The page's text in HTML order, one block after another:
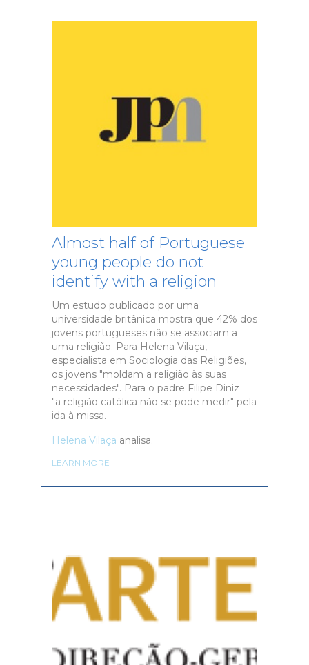
Almost half of Portuguese
young people do not
identify with a religion
Um estudo publicado por uma
universidade britânica mostra que 42% dos
jovens portugueses não se associam a
uma religião. Para Helena Vilaça,
especialista em Sociologia das Religiões,
os jovens "moldam a religião às suas
necessidades". Para o padre Filipe Diniz
"a religião católica não se pode medir" pela
ida à missa.
Helena Vilaça analisa.
LEARN MORE